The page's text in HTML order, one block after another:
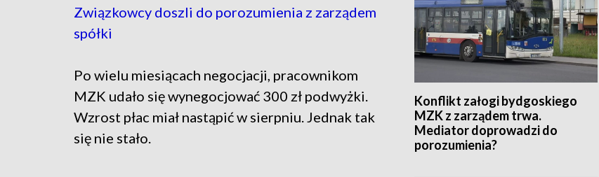
Konflikt załogi bydgoskiego
MZK z zarządem trwa.
Mediator doprowadzi do
porozumienia?
Związkowcy doszli do porozumienia z zarządem
spółki
Po wielu miesiącach negocjacji, pracownikom
MZK udało się wynegocjować 300 zł podwyżki.
Wzrost płac miał nastąpić w sierpniu. Jednak tak
się nie stało.